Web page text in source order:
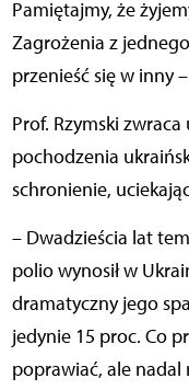
Pamiętajmy, że
Zagrożenia z
przenieść się w inny
Prof. Rzymski
pochodzenia
schronienie,
– Dwadzieścia lat
polio wynosił w
dramatyczny jego
jedynie 15 proc. Co
poprawiać, ale nadal